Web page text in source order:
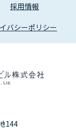
採用情報
バシーポリシー
144